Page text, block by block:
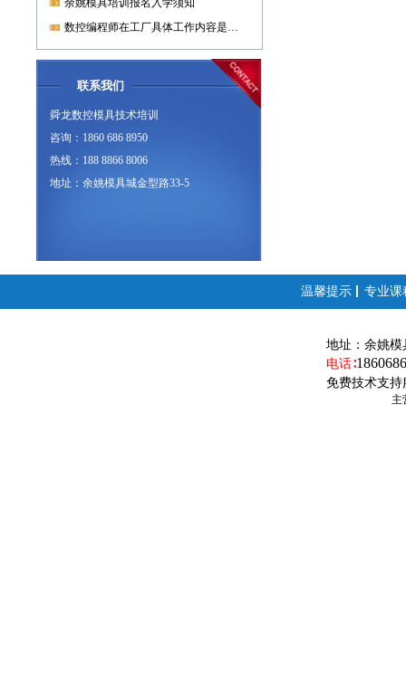
余姚模具培训报名入学须知
数控编程师在工厂具体工作内容是什么?
联系我们
舜龙数控模具技术培训
咨询：1860 686 8950
热线：188 8866 8006
地址：余姚模具城金型路33-5
温馨提示 专业课
地址： 余姚模
电话∶
免费技术支持
主